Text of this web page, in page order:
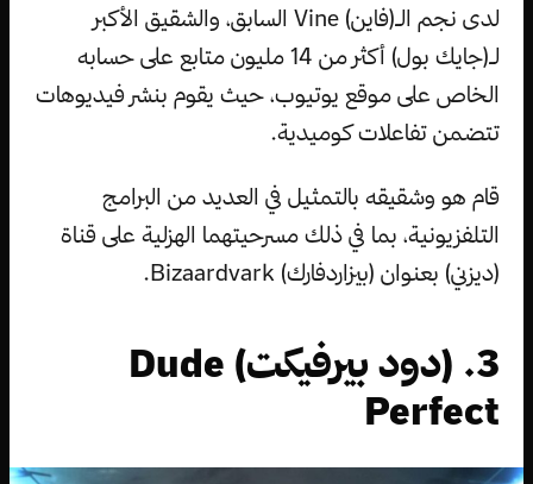
لدى نجم الـ(فاين) Vine السابق، والشقيق الأكبر
لـ(جايك بول) أكثر من 14 مليون متابع على حسابه
الخاص على موقع يوتيوب، حيث يقوم بنشر فيديوهات
تتضمن تفاعلات كوميدية.
قام هو وشقيقه بالتمثيل في العديد من البرامج
التلفزيونية، بما في ذلك مسرحيتهما الهزلية على قناة
(ديزني) بعنوان (بيزاردفارك) Bizaardvark.
3. (دود بيرفيكت) Dude
Perfect